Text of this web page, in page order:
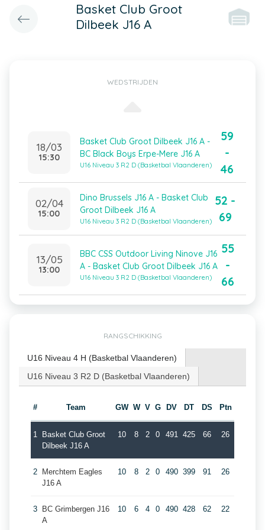
Basket Club Groot
Dilbeek J16 A
WEDSTRIJDEN
18/03
15:30
Basket Club Groot Dilbeek J16 A -
BC Black Boys Erpe-Mere J16 A
U16 Niveau 3 R2 D (Basketbal Vlaanderen)
59
-
46
02/04
15:00
Dino Brussels J16 A - Basket Club
Groot Dilbeek J16 A
U16 Niveau 3 R2 D (Basketbal Vlaanderen)
52 -
69
13/05
13:00
BBC CSS Outdoor Living Ninove J16
A - Basket Club Groot Dilbeek J16 A
U16 Niveau 3 R2 D (Basketbal Vlaanderen)
55
-
66
RANGSCHIKKING
U16 Niveau 4 H (Basketbal Vlaanderen)
U16 Niveau 3 R2 D (Basketbal Vlaanderen)
# Team GW W V G DV DT DS Ptn
1
Basket Club Groot
Dilbeek J16 A
10 8 2 0 491 425 66 26
2
Merchtem Eagles
J16 A
10 8 2 0 490 399 91 26
3
BC Grimbergen J16
A
10 6 4 0 490 428 62 22